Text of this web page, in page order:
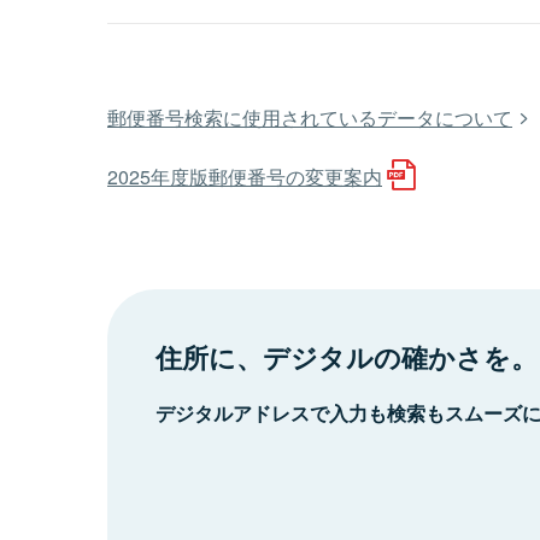
郵便番号検索に使用されているデータについて
2025年度版郵便番号の変更案内
住所に、デジタルの確かさを。
デジタルアドレスで入力も検索もスムーズ